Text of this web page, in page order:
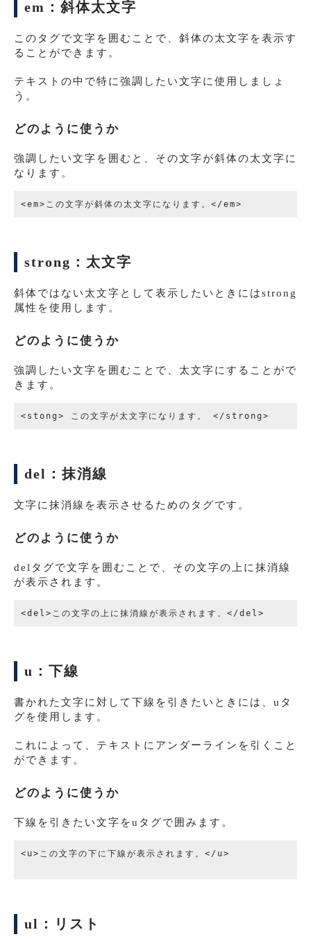
em：斜体太文字
このタグで文字を囲むことで、斜体の太文字を表示す
ることができます。
テキストの中で特に強調したい文字に使用しましょ
う。
どのように使うか
強調したい文字を囲むと、その文字が斜体の太文字に
なります。
strong：太文字
斜体ではない太文字として表示したいときにはstrong
属性を使用します。
どのように使うか
強調したい文字を囲むことで、太文字にすることがで
きます。
del：抹消線
文字に抹消線を表示させるためのタグです。
どのように使うか
delタグで文字を囲むことで、その文字の上に抹消線
が表示されます。
u：下線
書かれた文字に対して下線を引きたいときには、uタ
グを使用します。
これによって、テキストにアンダーラインを引くこと
ができます。
どのように使うか
下線を引きたい文字をuタグで囲みます。
<u>この文字の下に下線が表示されます。</u>
ul：リスト